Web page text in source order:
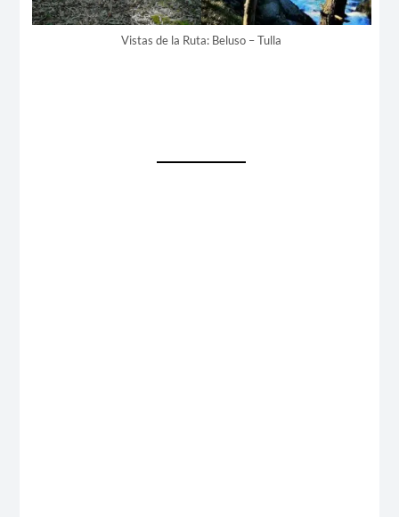
Vistas de la Ruta: Beluso – Tulla